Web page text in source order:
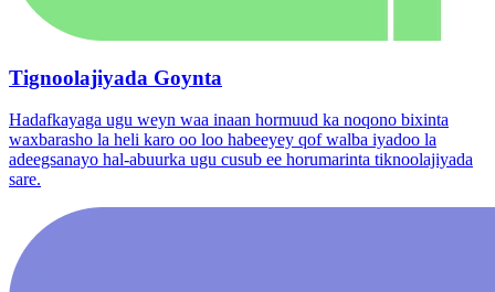
Tignoolajiyada Goynta
Hadafkayaga ugu weyn waa inaan hormuud ka noqono bixinta
waxbarasho la heli karo oo loo habeeyey qof walba iyadoo la
adeegsanayo hal-abuurka ugu cusub ee horumarinta tiknoolajiyada
sare.